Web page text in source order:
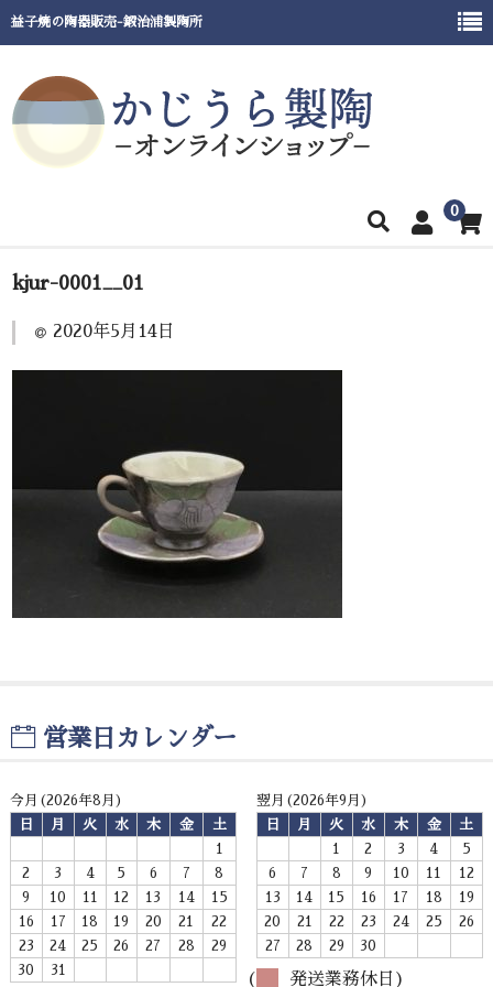
益子焼の陶器販売-鍛治浦製陶所
0
ホーム
商品一覧
窯元紹介
ご利用ガイド
お問い合わせ
kjur-0001__01
2020年5月14日
営業日カレンダー
今月(2026年8月)
日
月 火 水 木 金
土
1
2
3 4 5 6 7
8
9
10 11 12 13 14
15
16
17 18 19 20 21
22
23
24 25 26 27 28
29
30
31
翌月(2026年9月)
日
月 火 水 木 金
土
1
2 3 4
5
6
7 8 9 10 11
12
13
14 15 16 17 18
19
20
21 22 23 24 25
26
27
28 29 30
( 発送業務休日)